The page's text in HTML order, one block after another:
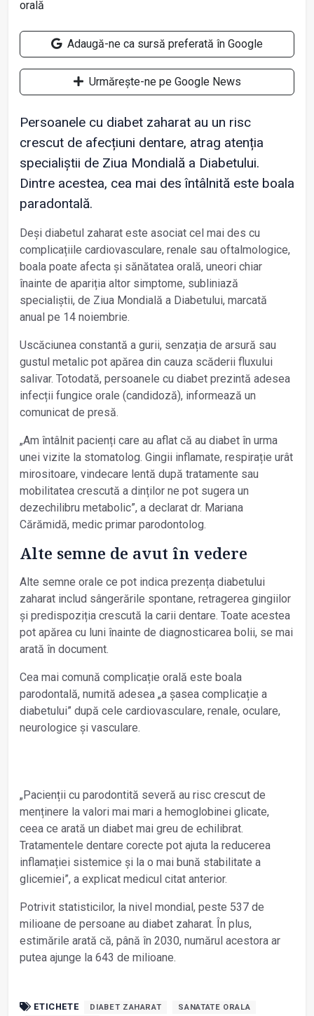
Adaugă-ne ca sursă preferată în Google
Urmărește-ne pe Google News
Persoanele cu diabet zaharat au un risc
crescut de afecțiuni dentare, atrag atenția
specialiștii de Ziua Mondială a Diabetului.
Dintre acestea, cea mai des întâlnită este boala
paradontală.
Deși diabetul zaharat este asociat cel mai des cu
complicațiile cardiovasculare, renale sau oftalmologice,
boala poate afecta și sănătatea orală, uneori chiar
înainte de apariția altor simptome, subliniază
specialiștii, de Ziua Mondială a Diabetului, marcată
anual pe 14 noiembrie.
Uscăciunea constantă a gurii, senzația de arsură sau
gustul metalic pot apărea din cauza scăderii fluxului
salivar. Totodată, persoanele cu diabet prezintă adesea
infecții fungice orale (candidoză), informează un
comunicat de presă.
„Am întâlnit pacienți care au aflat că au diabet în urma
unei vizite la stomatolog. Gingii inflamate, respirație urât
mirositoare, vindecare lentă după tratamente sau
mobilitatea crescută a dinților ne pot sugera un
dezechilibru metabolic”, a declarat dr. Mariana
Cărămidă, medic primar parodontolog.
Alte semne de avut în vedere
Alte semne orale ce pot indica prezența diabetului
zaharat includ sângerările spontane, retragerea gingiilor
și predispoziția crescută la carii dentare. Toate acestea
pot apărea cu luni înainte de diagnosticarea bolii, se mai
arată în document.
Cea mai comună complicație orală este boala
parodontală, numită adesea „a șasea complicație a
diabetului” după cele cardiovasculare, renale, oculare,
neurologice și vasculare.
„Pacienții cu parodontită severă au risc crescut de
menținere la valori mai mari a hemoglobinei glicate,
ceea ce arată un diabet mai greu de echilibrat.
Tratamentele dentare corecte pot ajuta la reducerea
inflamației sistemice și la o mai bună stabilitate a
glicemiei”, a explicat medicul citat anterior.
Potrivit statisticilor, la nivel mondial, peste 537 de
milioane de persoane au diabet zaharat. În plus,
estimările arată că, până în 2030, numărul acestora ar
putea ajunge la 643 de milioane.
ETICHETE DIABET ZAHARAT
SANATATE ORALA